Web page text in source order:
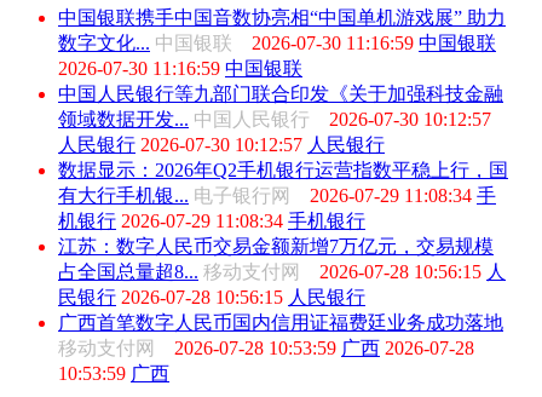
中国银联携手中国音数协亮相“中国单机游戏展” 助力
数字文化... 中国银联 2026-07-30 11:16:59 中国银联
2026-07-30 11:16:59 中国银联
中国人民银行等九部门联合印发《关于加强科技金融
领域数据开发... 中国人民银行 2026-07-30 10:12:57
人民银行 2026-07-30 10:12:57 人民银行
数据显示：2026年Q2手机银行运营指数平稳上行，国
有大行手机银... 电子银行网 2026-07-29 11:08:34 手
机银行 2026-07-29 11:08:34 手机银行
江苏：数字人民币交易金额新增7万亿元，交易规模
占全国总量超8... 移动支付网 2026-07-28 10:56:15 人
民银行 2026-07-28 10:56:15 人民银行
广西首笔数字人民币国内信用证福费廷业务成功落地
移动支付网 2026-07-28 10:53:59 广西 2026-07-28
10:53:59 广西